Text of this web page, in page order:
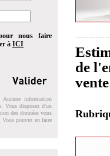
nous faire
à ICI
Aucune information
Vous disposez d'un
des données vous
pouvez en faire
de